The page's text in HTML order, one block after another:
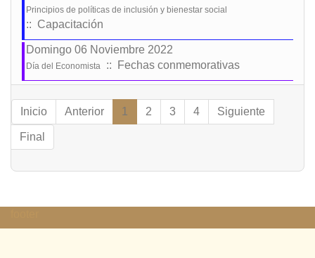
Principios de políticas de inclusión y bienestar social
:: Capacitación
Domingo 06 Noviembre 2022
Día del Economista :: Fechas conmemorativas
Lista de límites de paginación
Inicio Anterior 1 2 3 4 Siguiente
Final